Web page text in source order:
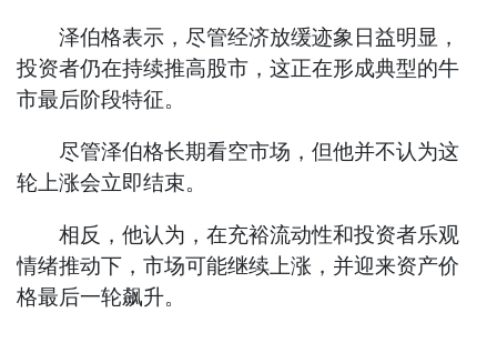
泽伯格表示，尽管经济放缓迹象日益明显，
投资者仍在持续推高股市，这正在形成典型的牛
市最后阶段特征。
尽管泽伯格长期看空市场，但他并不认为这
轮上涨会立即结束。
相反，他认为，在充裕流动性和投资者乐观
情绪推动下，市场可能继续上涨，并迎来资产价
格最后一轮飙升。